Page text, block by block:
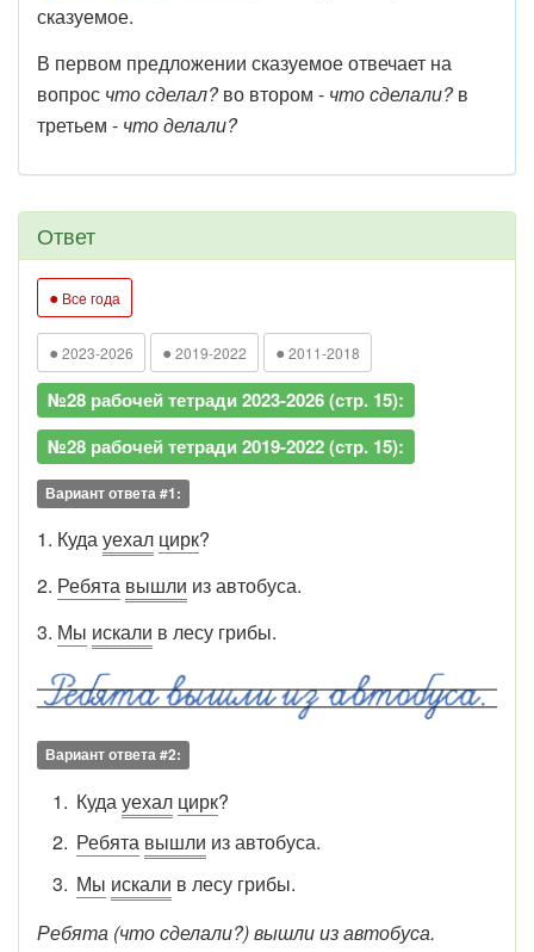
сказуемое.
В первом предложении сказуемое отвечает на
вопрос что сделал?во втором - что сделали?в
третьем - что делали?
Ответ
● Все года
● 2023-2026 ● 2019-2022 ● 2011-2018
№28 рабочей тетради 2023-2026 (стр. 15):
№28 рабочей тетради 2019-2022 (стр. 15):
Вариант ответа #1:
1. Куда уехал цирк?
2. Ребята вышли из автобуса.
3. Мы искали в лесу грибы.
Вариант ответа #2:
Куда уехал цирк?
Ребята вышли из автобуса.
Мы искали в лесу грибы.
Ребята (что сделали?) вышли из автобуса.